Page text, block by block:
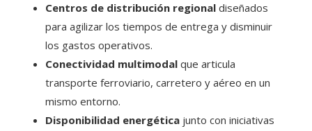
Centros de distribución regional diseñados
para agilizar los tiempos de entrega y disminuir
los gastos operativos.
Conectividad multimodal que articula
transporte ferroviario, carretero y aéreo en un
mismo entorno.
Disponibilidad energética junto con iniciativas